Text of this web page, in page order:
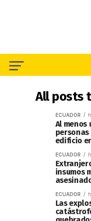
All posts
ECUADOR
Al menos
edificio
ECUADOR
insumos
ECUADOR
Las